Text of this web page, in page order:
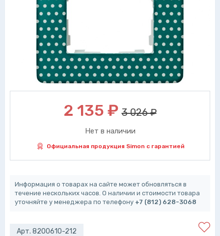
2 135 ₽ 3 026 ₽
Нет в наличии
Официальная продукция Simon с гарантией
Информация о товарах на сайте может обновляться в
течение нескольких часов. О наличии и стоимости товара
уточняйте у менеджера по телефону +7 (812) 628-3068
Арт. 8200610-212